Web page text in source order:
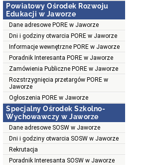
Powiatowy Ośrodek Rozwoju
Edukacji w Jaworze
Dane adresowe PORE w Jaworze
Dni i godziny otwarcia PORE w Jaworze
Informacje wewnętrzne PORE w Jaworze
Poradnik Interesanta PORE w Jaworze
Zamówienia Publiczne PORE w Jaworze
Rozstrzygnięcia przetargów PORE w
Jaworze
Ogłoszenia PORE w Jaworze
Specjalny Ośrodek Szkolno-
Wychowawczy w Jaworze
Dane adresowe SOSW w Jaworze
Dni i godziny otwarcia SOSW w Jaworze
Rekrutacja
Poradnik Interesanta SOSW w Jaworze